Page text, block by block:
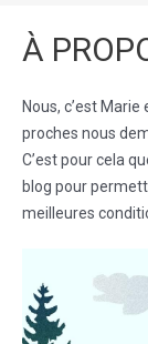
À
Nous, c’est
proches nous
C’est pour cela
blog pour
meilleures